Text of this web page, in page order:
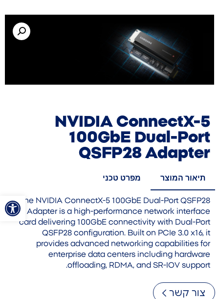
פתח
NVIDIA ConnectX-5
100GbE Dual-Port
QSFP28 Adapter
תיאור המוצר מפרט טכני
The NVIDIA ConnectX-5 100GbE Dual-Port QSFP28
Adapter is a high-performance network interface
card delivering 100GbE connectivity with Dual-Port
QSFP28 configuration. Built on PCIe 3.0 x16, it
provides advanced networking capabilities for
enterprise data centers including hardware
offloading, RDMA, and SR-IOV support.
צור קשר